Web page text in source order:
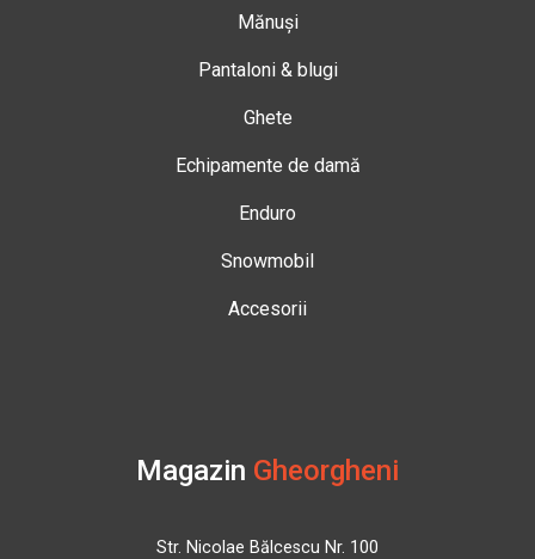
Mănuși
Pantaloni & blugi
Ghete
Echipamente de damă
Enduro
Snowmobil
Accesorii
Magazin Gheorgheni
Str. Nicolae Bălcescu Nr. 100